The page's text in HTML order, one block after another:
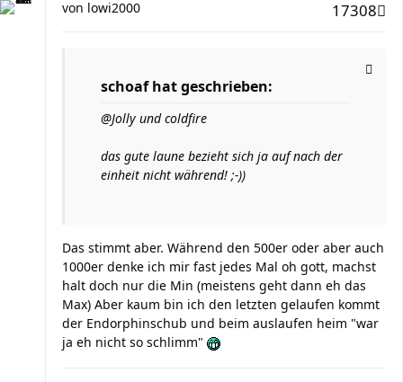
17308
von lowi2000
schoaf hat geschrieben:
@Jolly und coldfire
das gute laune bezieht sich ja auf nach der
einheit nicht während! ;-))
Das stimmt aber. Während den 500er oder aber auch
1000er denke ich mir fast jedes Mal oh gott, machst
halt doch nur die Min (meistens geht dann eh das
Max) Aber kaum bin ich den letzten gelaufen kommt
der Endorphinschub und beim auslaufen heim "war
ja eh nicht so schlimm"